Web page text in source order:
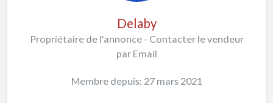
Delaby
Propriétaire de l'annonce - Contacter le vendeur
par Email
Membre depuis: 27 mars 2021